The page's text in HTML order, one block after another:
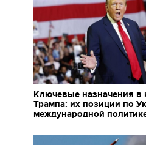
Ключевые назначения в
Трампа: их позиции по
международной